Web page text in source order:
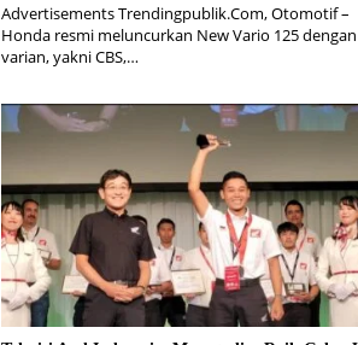
Advertisements Trendingpublik.Com, Otomotif –
Honda resmi meluncurkan New Vario 125
varian, yakni CBS,…